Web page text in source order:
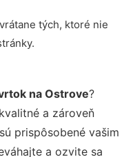
tých, ktoré nie
na Ostrove?
a zároveň
prispôsobené vašim
a ozvite sa